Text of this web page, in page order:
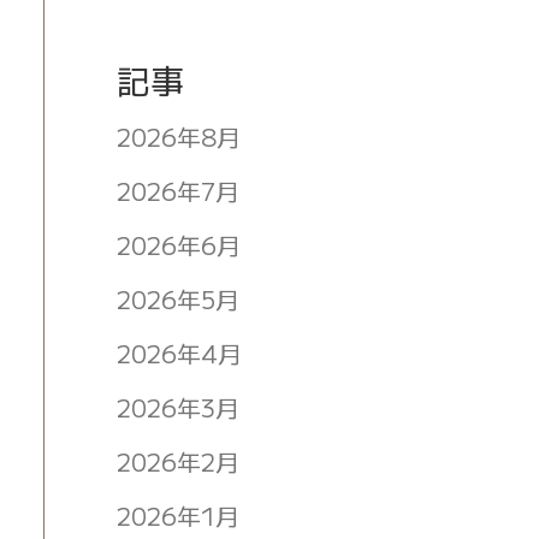
記事
2026年8月
2026年7月
2026年6月
2026年5月
2026年4月
2026年3月
2026年2月
2026年1月